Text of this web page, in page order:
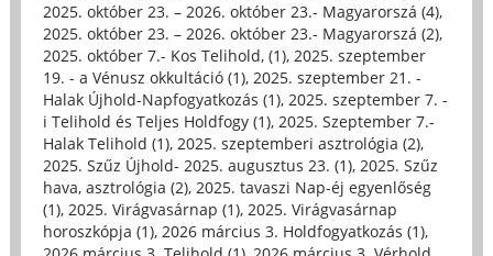
2025. október 23. – 2026. október 23.- Magyarorszá (4),
2025. október 23. – 2026. október 23.- Magyarorszá (2),
2025. október 7.- Kos Telihold, (1), 2025. szeptember
19. - a Vénusz okkultáció (1), 2025. szeptember 21. -
Halak Újhold-Napfogyatkozás (1), 2025. szeptember 7. -
i Telihold és Teljes Holdfogy (1), 2025. Szeptember 7.-
Halak Telihold (1), 2025. szeptemberi asztrológia (2),
2025. Szűz Újhold- 2025. augusztus 23. (1), 2025. Szűz
hava, asztrológia (2), 2025. tavaszi Nap-éj egyenlőség
(1), 2025. Virágvasárnap (1), 2025. Virágvasárnap
horoszkópja (1), 2026 március 3. Holdfogyatkozás (1),